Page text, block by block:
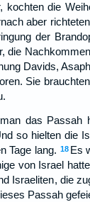
die
aber
der
die
Davids,
Sie
das Passah
so hielten die
Tage lang. 18 Es
von Israel
Israeliten, die
Passah